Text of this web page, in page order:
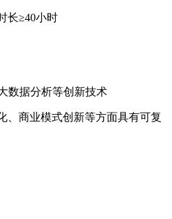
长≥40小时
数据分析等创新技术
、商业模式创新等方面具有可复